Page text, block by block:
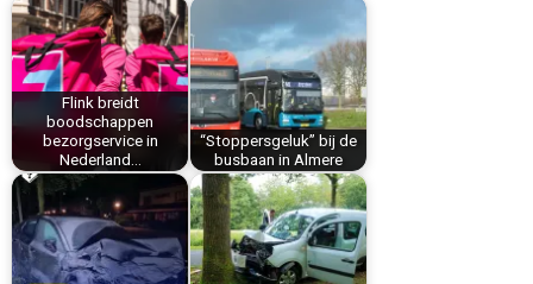
b
o
o
k
e
r
e
s
t
e
d
I
n
p
p
Flink breidt
boodschappen
bezorgservice in
Nederland…
“Stoppersgeluk” bij de
busbaan in Almere